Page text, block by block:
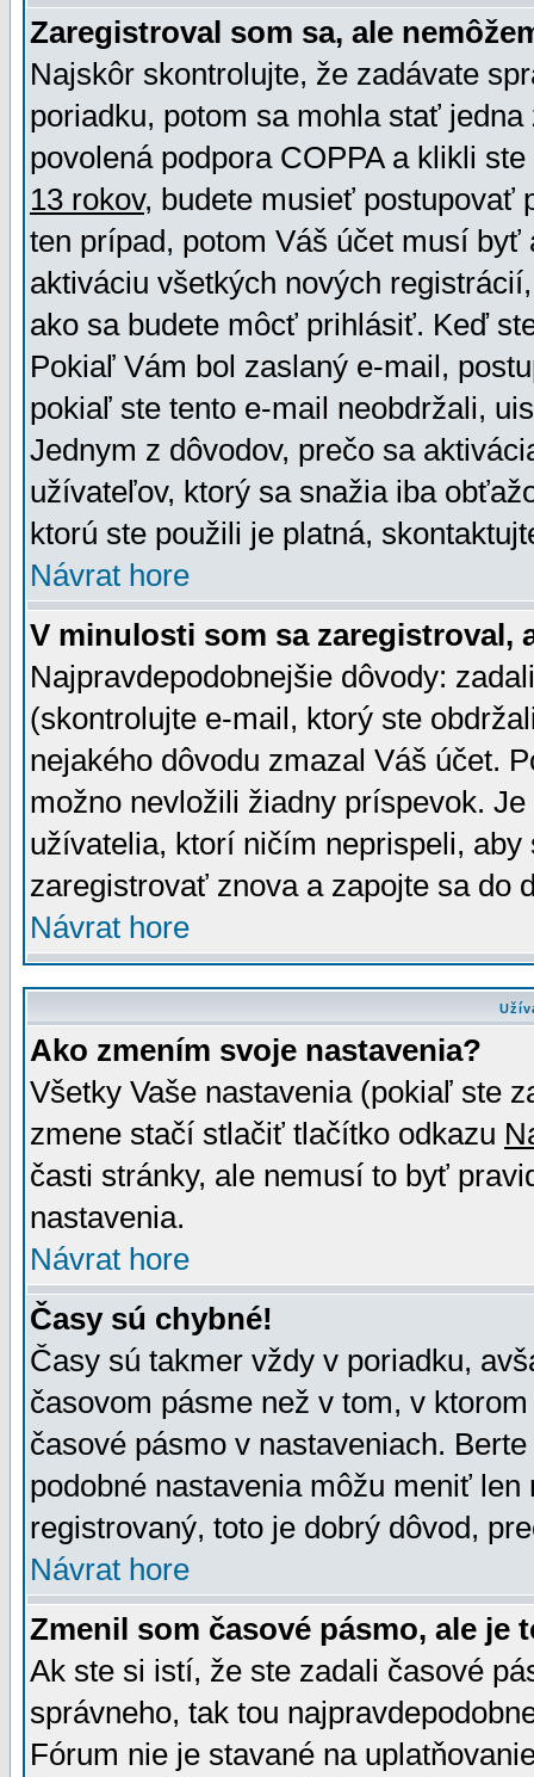
Zaregistroval som sa, ale
Najskôr skontrolujte, že zadávate
poriadku, potom sa mohla stať
povolená podpora COPPA a klikli
13 rokov, budete musieť postupovať
ten prípad, potom Váš účet musí
aktiváciu všetkých nových
ako sa budete môcť prihlásiť. Keď
Pokiaľ Vám bol zaslaný e-mail,
pokiaľ ste tento e-mail neobdržali,
Jednym z dôvodov, prečo sa
užívateľov, ktorý sa snažia iba
ktorú ste použili je platná,
Návrat hore
V minulosti som sa zaregistroval,
Najpravdepodobnejšie dôvody:
(skontrolujte e-mail, ktorý ste
nejakého dôvodu zmazal Váš účet.
možno nevložili žiadny príspevok.
užívatelia, ktorí ničím neprispeli,
zaregistrovať znova a zapojte sa do
Návrat hore
Ako zmením svoje nastavenia?
Všetky Vaše nastavenia (pokiaľ ste
zmene stačí stlačiť tlačítko odkazu
časti stránky, ale nemusí to byť
nastavenia.
Návrat hore
Časy sú chybné!
Časy sú takmer vždy v poriadku,
časovom pásme než v tom, v
časové pásmo v nastaveniach.
podobné nastavenia môžu meniť
registrovaný, toto je dobrý dôvod,
Návrat hore
Zmenil som časové pásmo, ale je
Ak ste si istí, že ste zadali časové
správneho, tak tou
Fórum nie je stavané na